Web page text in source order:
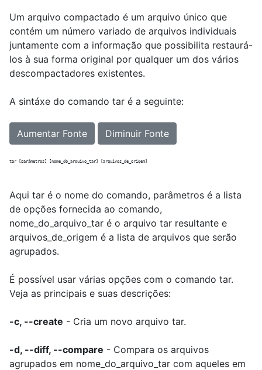
Um arquivo compactado é um arquivo único que
contém um número variado de arquivos individuais
juntamente com a informação que possibilita restaurá-
los à sua forma original por qualquer um dos vários
descompactadores existentes.
A sintáxe do comando tar é a seguinte:
Aumentar Fonte Diminuir Fonte
Aqui tar é o nome do comando, parâmetros é a lista
de opções fornecida ao comando,
nome_do_arquivo_tar é o arquivo tar resultante e
arquivos_de_origem é a lista de arquivos que serão
agrupados.
É possível usar várias opções com o comando tar.
Veja as principais e suas descrições:
-c, --create - Cria um novo arquivo tar.
-d, --diff, --compare - Compara os arquivos
agrupados em nome_do_arquivo_tar com aqueles em